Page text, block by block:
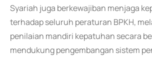
Syariah juga berkewajiban menjaga
terhadap seluruh peraturan BPKH,
penilaian mandiri kepatuhan secara
mendukung pengembangan sistem